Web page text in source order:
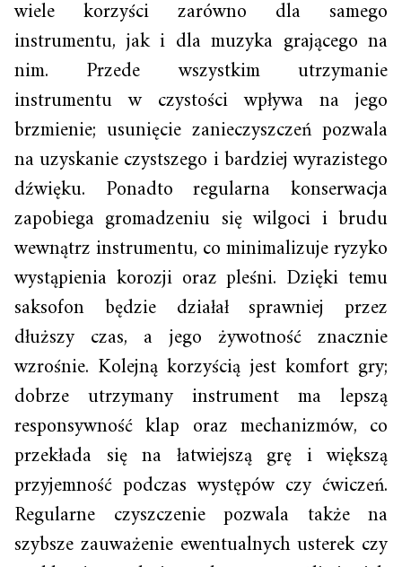
wiele korzyści zarówno dla samego
instrumentu, jak i dla muzyka grającego na
nim. Przede wszystkim utrzymanie
instrumentu w czystości wpływa na jego
brzmienie; usunięcie zanieczyszczeń pozwala
na uzyskanie czystszego i bardziej wyrazistego
dźwięku. Ponadto regularna konserwacja
zapobiega gromadzeniu się wilgoci i brudu
wewnątrz instrumentu, co minimalizuje ryzyko
wystąpienia korozji oraz pleśni. Dzięki temu
saksofon będzie działał sprawniej przez
dłuższy czas, a jego żywotność znacznie
wzrośnie. Kolejną korzyścią jest komfort gry;
dobrze utrzymany instrument ma lepszą
responsywność klap oraz mechanizmów, co
przekłada się na łatwiejszą grę i większą
przyjemność podczas występów czy ćwiczeń.
Regularne czyszczenie pozwala także na
szybsze zauważenie ewentualnych usterek czy